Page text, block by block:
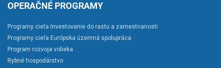
OPERAČNÉ PROGRAMY
Programy cieľa Investovanie do rastu a zamestnanosti
Programy cieľa Európska územná spolupráca
Program rozvoja vidieka
Rybné hospodárstvo